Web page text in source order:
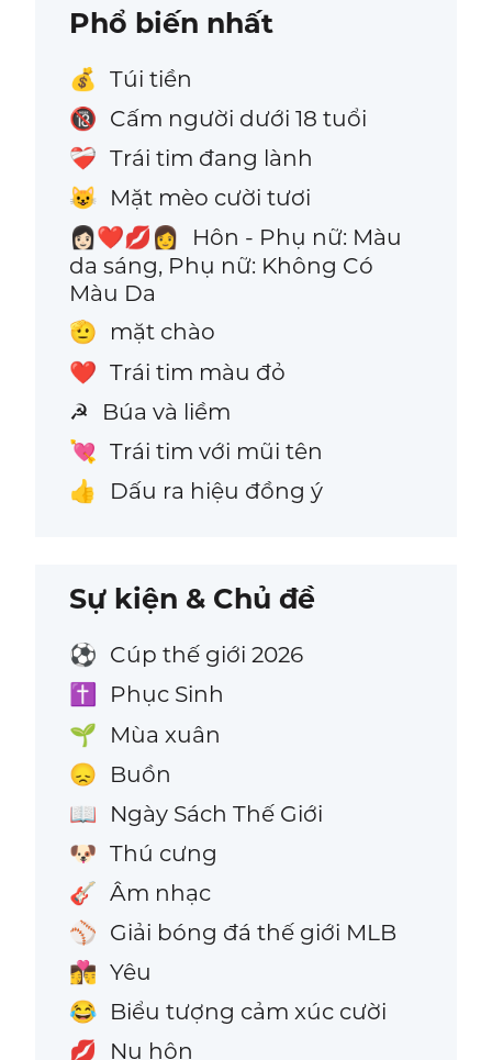
Phổ biến nhất
💰 Túi tiền
🔞 Cấm người dưới 18 tuổi
❤️‍🩹 Trái tim đang lành
😺 Mặt mèo cười tươi
👩🏻‍❤️‍💋‍👩
Hôn - Phụ nữ: Màu
da sáng, Phụ nữ: Không Có
Màu Da
🫡 mặt chào
❤️ Trái tim màu đỏ
☭ Búa và liềm
💘 Trái tim với mũi tên
👍 Dấu ra hiệu đồng ý
Sự kiện & Chủ đề
⚽ Cúp thế giới 2026
✝️ Phục Sinh
🌱 Mùa xuân
😞 Buồn
📖 Ngày Sách Thế Giới
🐶 Thú cưng
🎸 Âm nhạc
⚾ Giải bóng đá thế giới MLB
👩‍❤️‍💋‍👨 Yêu
😂 Biểu tượng cảm xúc cười
💋 Nụ hôn